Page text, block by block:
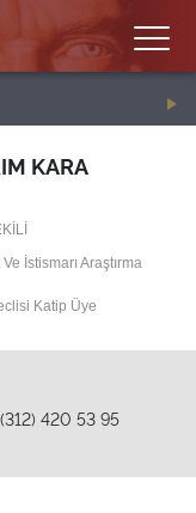
KARA
İstismarı Araştırma
Katip Üye
420 53 95